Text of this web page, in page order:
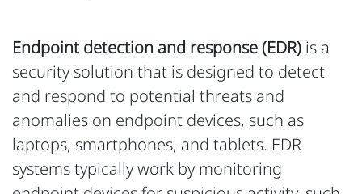
Endpoint detection and response (EDR) is a
security solution that is designed to detect
and respond to potential threats and
anomalies on endpoint devices, such as
laptops, smartphones, and tablets. EDR
systems typically work by monitoring